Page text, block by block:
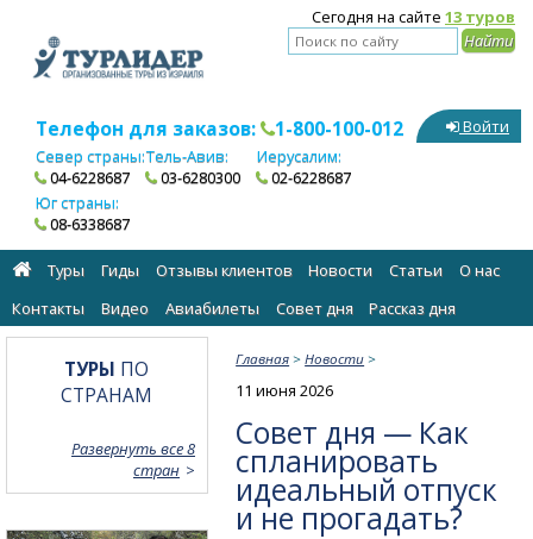
Сегодня на сайте 13 туров
Телефон для заказов: 1-800-100-012
Север страны:
04-6228687
Тель-Авив:
03-6280300
Иерусалим:
02-6228687
Юг страны:
08-6338687
Войти
Туры Гиды Отзывы клиентов Новости Статьи
О нас
Контакты
Видео Авиабилеты Cовет дня Рассказ дня
Главная >Новости >
11 июня 2026
Совет дня — Как
спланировать
идеальный отпуск
и не прогадать?
ТУРЫ ПО
СТРАНАМ
Развернуть все 8
стран